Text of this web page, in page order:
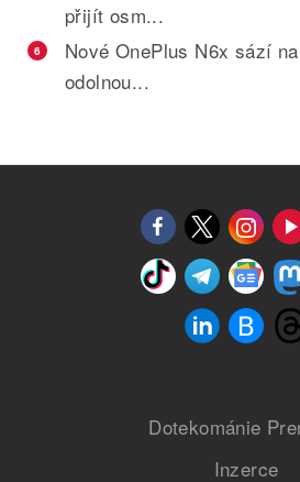
přijít osm...
6
Nové OnePlus N6x sází
odolnou...
Dotekománie
Inzerce